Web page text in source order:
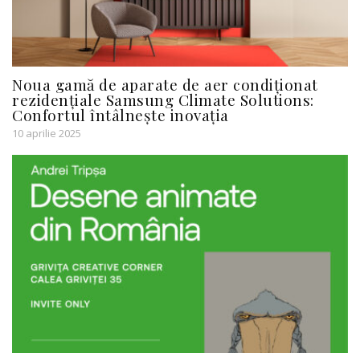
Noua gamă de aparate de aer condiționat
rezidențiale Samsung Climate Solutions:
Confortul întâlnește inovația
10 aprilie 2025